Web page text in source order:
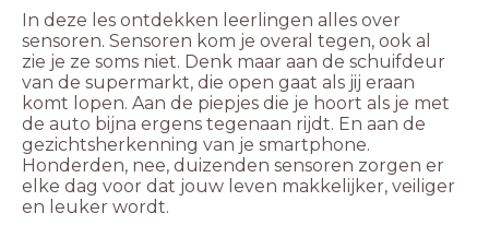
In deze les ontdekken leerlingen alles over
sensoren. Sensoren kom je overal tegen, ook al
zie je ze soms niet. Denk maar aan de schuifdeur
van de supermarkt, die open gaat als jij eraan
komt lopen. Aan de piepjes die je hoort als je met
de auto bijna ergens tegenaan rijdt. En aan de
gezichtsherkenning van je smartphone.
Honderden, nee, duizenden sensoren zorgen er
elke dag voor dat jouw leven makkelijker, veiliger
en leuker wordt.